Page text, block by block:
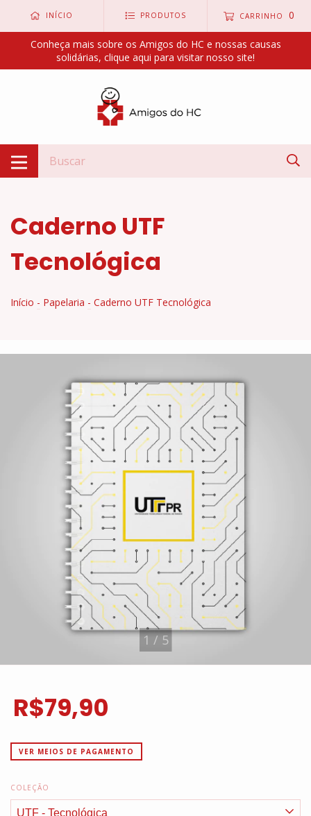
INÍCIO PRODUTOS CARRINHO 0
Conheça mais sobre os Amigos do HC e nossas causas
solidárias, clique aqui para visitar nosso site!
Caderno UTF
Tecnológica
Início - Papelaria - Caderno UTF Tecnológica
1 / 5
R$79,90
VER MEIOS DE PAGAMENTO
COLEÇÃO